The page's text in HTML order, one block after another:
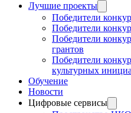
Лучшие проекты
Победители
Победители
Победители
грантов
Победители
культурных
Обучение
Новости
Цифровые сервисы